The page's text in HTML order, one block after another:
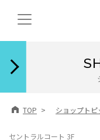
TOP ショップトピ
セントラルコート 3F